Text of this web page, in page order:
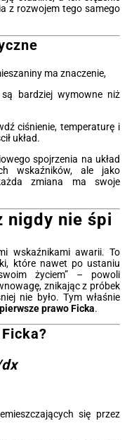
z rozwojem tego samego
ma znaczenie,
bardziej wymowne niż
ciśnienie, temperaturę i
układ.
spojrzenia na układ
wskaźników, ale jako
zmiana ma swoje
nigdy nie śpi
wskaźnikami awarii. To
które nawet po ustaniu
życiem” – powoli
znikając z próbek
nie było. Tym właśnie
pierwsze prawo Ficka.
się przez